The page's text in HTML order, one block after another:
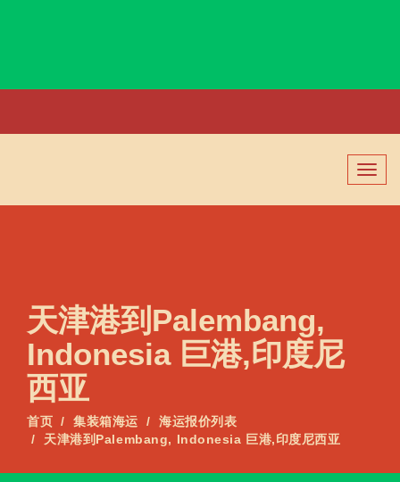
切
换
导
天津港到Palembang,
Indonesia 巨港,印度尼
西亚
首页 集装箱海运
海运报价列表
天津港到Palembang, Indonesia 巨港,印度尼西亚